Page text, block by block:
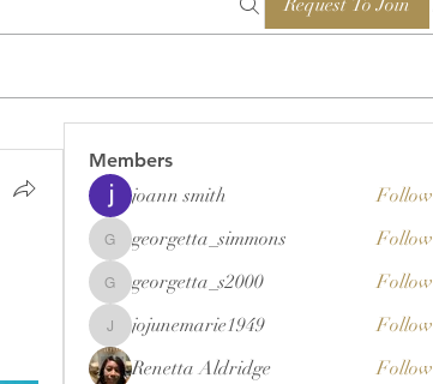
Request To Join
Members
joann smith Follow
georgetta_simmons
georgetta_simmons Follow
georgetta_s2000
georgetta_s2000 Follow
jojunemarie1949
jojunemarie1949
Follow
Renetta Aldridge
Follow